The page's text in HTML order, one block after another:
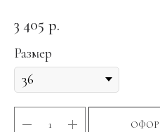
3 405 р.
Размер